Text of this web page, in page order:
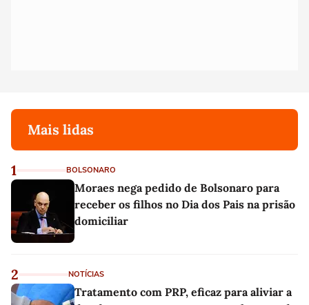
Mais lidas
1 BOLSONARO
Moraes nega pedido de Bolsonaro para
receber os filhos no Dia dos Pais na prisão
domiciliar
2 NOTÍCIAS
Tratamento com PRP, eficaz para aliviar a